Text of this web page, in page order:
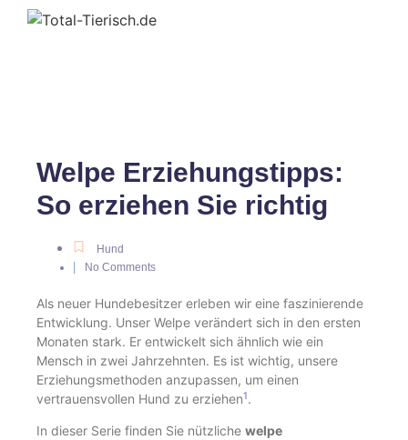
Welpe Erziehungstipps:
So erziehen Sie richtig
Hund
No Comments
Als neuer Hundebesitzer erleben wir eine faszinierende
Entwicklung. Unser Welpe verändert sich in den ersten
Monaten stark. Er entwickelt sich ähnlich wie ein
Mensch in zwei Jahrzehnten. Es ist wichtig, unsere
Erziehungsmethoden anzupassen, um einen
vertrauensvollen Hund zu erziehen1.
In dieser Serie finden Sie nützliche welpe